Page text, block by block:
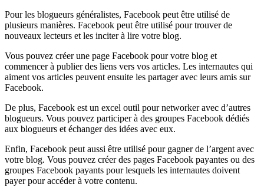
Pour les blogueurs généralistes, Facebook peut être utilisé de
plusieurs manières. Facebook peut être utilisé pour trouver de
nouveaux lecteurs et les inciter à lire votre blog.
Vous pouvez créer une page Facebook pour votre blog et
commencer à publier des liens vers vos articles. Les internautes qui
aiment vos articles peuvent ensuite les partager avec leurs amis sur
Facebook.
De plus, Facebook est un excel outil pour networker avec d’autres
blogueurs. Vous pouvez participer à des groupes Facebook dédiés
aux blogueurs et échanger des idées avec eux.
Enfin, Facebook peut aussi être utilisé pour gagner de l’argent avec
votre blog. Vous pouvez créer des pages Facebook payantes ou des
groupes Facebook payants pour lesquels les internautes doivent
payer pour accéder à votre contenu.